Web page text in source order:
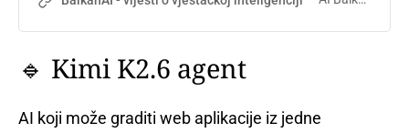
🔹 Kimi K2.6 agent
AI koji može graditi web aplikacije iz jedne